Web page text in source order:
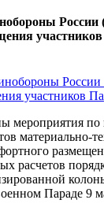
России
мероприятия по
материально-
расчетов
Параде 9